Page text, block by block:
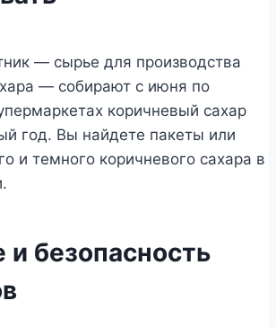
— сырье для производства
— собирают с июня по
коричневый сахар
год. Вы найдете пакеты или
и темного коричневого сахара в
и безопасность